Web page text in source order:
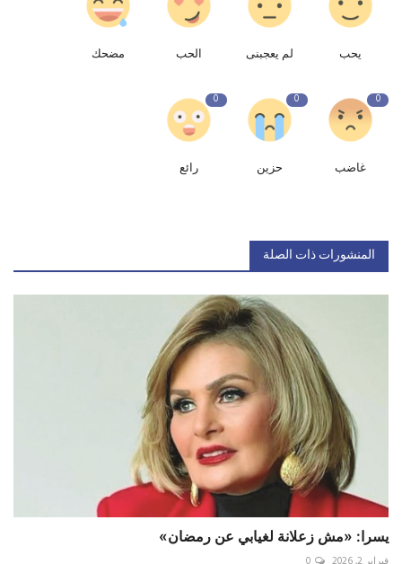
يحب لم يعجبنى الحب مضحك
0
غاضب
0
حزين
0
رائع
المنشورات ذات الصلة
يسرا: «مش زعلانة لغيابي عن رمضان»